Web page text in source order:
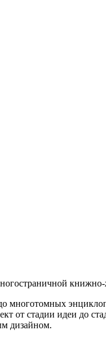
от стадии идеи до
дизайном.